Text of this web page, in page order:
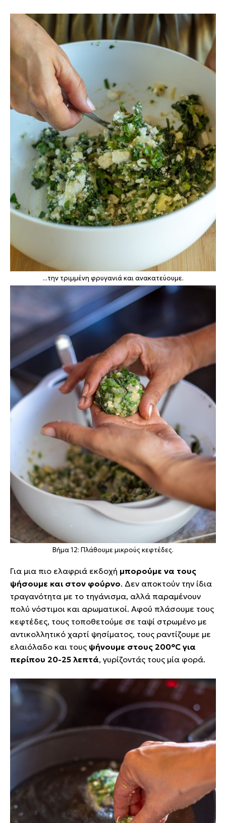
...την τριμμένη φρυγανιά και ανακατεύουμε.
Βήμα 12: Πλάθουμε μικρούς κεφτέδες.
Για μια πιο ελαφριά εκδοχή μπορούμε να τους
ψήσουμε και στον φούρνο. Δεν αποκτούν την ίδια
τραγανότητα με το τηγάνισμα, αλλά παραμένουν
πολύ νόστιμοι και αρωματικοί. Αφού πλάσουμε τους
κεφτέδες, τους τοποθετούμε σε ταψί στρωμένο με
αντικολλητικό χαρτί ψησίματος, τους ραντίζουμε με
ελαιόλαδο και τους ψήνουμε στους 200°C για
περίπου 20-25 λεπτά, γυρίζοντάς τους μία φορά.